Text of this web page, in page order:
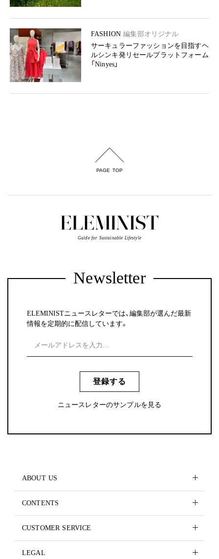
FASHION 編集部オリジナル
サーキュラーファッションを目指すヘ
ルシンキ発リセールプラットフォーム
「Ninyes」
PAGE TOP
Guide for Sustainable Lifestyle
Newsletter
ELEMINISTニュースレターでは、編集部が選んだ最新
情報を定期的に配信しています。
登録する
ニュースレターのサンプルを見る
ABOUT US
CONTENTS
CUSTOMER SERVICE
LEGAL